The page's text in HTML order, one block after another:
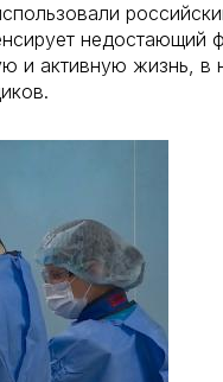
недостающий
и активную жизнь, в